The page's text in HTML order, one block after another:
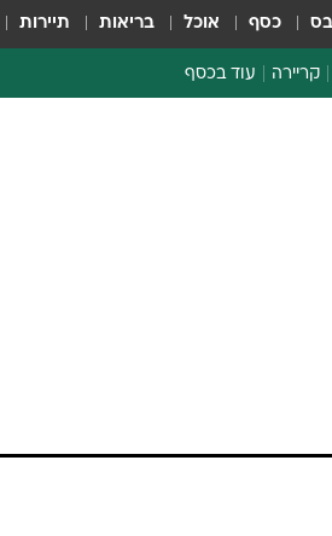
כסף אוכל בריאות תיירות
קריירה עוד בכסף